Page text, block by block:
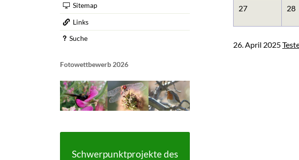
27 28
26. April 2025
Sitemap
Links
Suche
Fotowettbewerb 2026
Schwerpunktprojekte des